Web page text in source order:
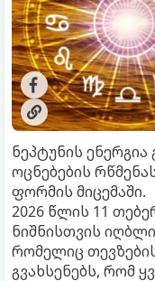
ნეპტუნის ენერგია
ოცნებების
ფორმის მიცემაში.
2026 წლის 11
ნიშნისთვის
რომელიც
გვახსენებს, რომ